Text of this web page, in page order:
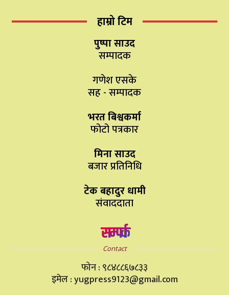
हाम्रो टिम
पुष्पा साउद
सम्पादक
गणेश एसके
सह - सम्पादक
भरत बिश्वकर्मा
फोटो पत्रकार
मिना साउद
बजार प्रतिनिधि
टेक बहादुर धामी
संवाददाता
सम्पर्क
Contact
फोन : ९८४८८६७८३३
इमेल : yugpress9123@gmail.com